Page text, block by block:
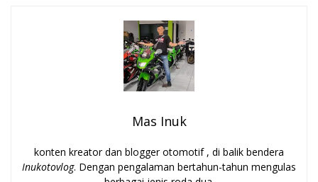
Mas Inuk
konten kreator dan blogger otomotif , di balik bendera
Inukotovlog. Dengan pengalaman bertahun-tahun mengulas